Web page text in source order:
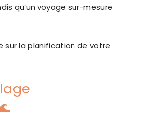
qu’un voyage sur-mesure
sur la planification de votre